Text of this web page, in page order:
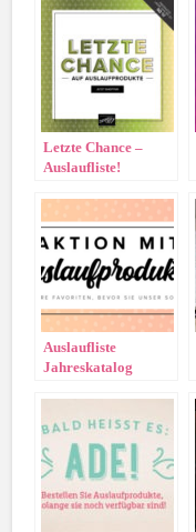
Letzte Chance –
Auslaufliste!
Auslaufliste
Jahreskatalog